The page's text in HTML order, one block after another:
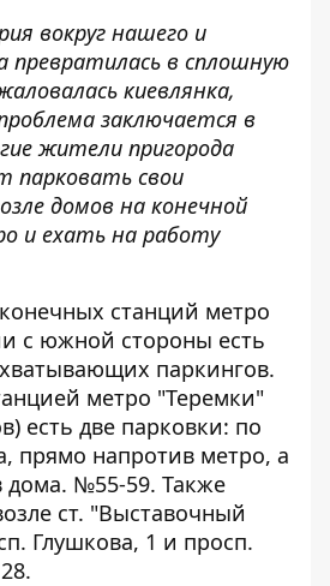
вокруг нашего и
превратилась в сплошную
киевлянка,
заключается в
жители пригорода
парковать свои
домов на конечной
и ехать на работу
станций метро
с южной стороны есть
паркингов.
метро "Теремки"
есть две парковки: по
прямо напротив метро, ​​а
дома. №55-59. Также
ст. "Выставочный
Глушкова, 1 и просп.